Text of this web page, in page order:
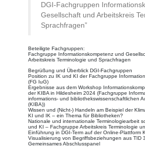
DGI-Fachgruppen
Gesellschaft und Arbeitskreis
Sprachfragen”
Beteiligte Fachgruppen:
Fachgruppe Informationskompetenz und
Arbeitskreis Terminologie und Sprachfragen
Begrüßung und Überblick DGI-Fachgruppen
Position zu IK und KI der Fachgruppe
(FG IuG)
Ergebnisse aus dem Workshop
der KIBA in Hildesheim 2024 (Fachgruppe
informations- und bibliothekswissenschaftlichen
(KIBA))
Wissen und (Nicht-) Handeln am Beispiel der
KI und IK – ein Thema für Bibliotheken?
Nationale und internationale Terminologiearbeit
und KI – Fachgruppe Arbeitskreis Terminologie
Einführung in DGI-Term auf der Online-Plattform
Visualisierung von Begriffsbeziehungen aus TID
Gemeinsames Abschlusspanel